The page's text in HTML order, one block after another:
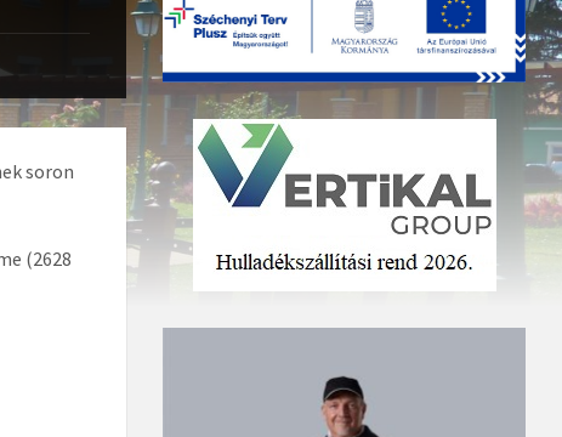
soron
(2628